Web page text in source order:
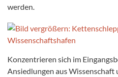
werden.
Konzentrieren sich im
Ansiedlungen aus